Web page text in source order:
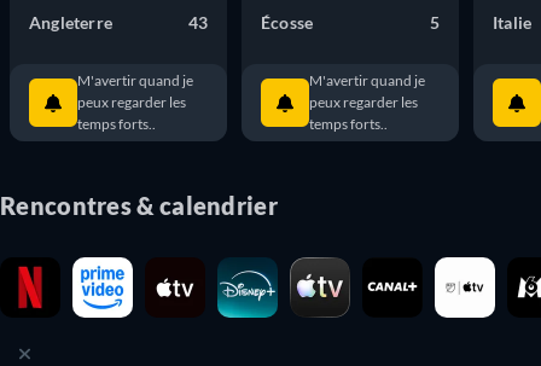
Angleterre
43
M'avertir quand je
peux regarder les
temps forts..
Écosse
5
M'avertir quand je
peux regarder les
temps forts..
Italie
Rencontres & calendrier